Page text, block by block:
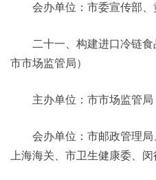
会办单位：市委宣传部、
二十一、构建进口冷链食
市市场监管局）
主办单位：市市场监管局
会办单位：市邮政管理局
上海海关、市卫生健康委、